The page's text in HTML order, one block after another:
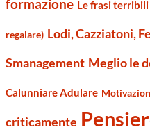
formazione Le frasi terribili
regalare) Lodi, Cazziatoni,
Smanagement Meglio le
Calunniare Adulare
criticamente